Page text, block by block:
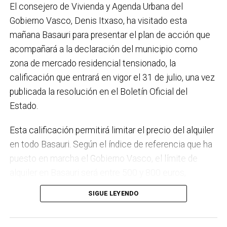
régimen de autoconsumo, que hacen de Basauri un
municipio más sostenible y preparado para el futuro.
En ese sentido, estamos trabajando en acciones de
clima y energía, entre las que destacan el diseño de
una red de refugios climáticos, junto con un Plan de
Actuación ante Episodios de Altas Temperaturas,
como las que recientemente hemos sufrido.
proyecto de lanueva haurreskola que se construirá en
Sarratu, junto a Arizko Ikastola, y que es una apuesta
por la educación pública y un elemento más de apoyo
el trabajo que desarrollamos en igualdad, con una
intensificación en la sensibilización respecto a la
violencia machista.
El consejero de Vivienda y Agenda Urbana del
Gobierno Vasco, Denis Itxaso, ha visitado esta
mañana Basauri para presentar el plan de acción que
acompañará a la declaración del municipio como
zona de mercado residencial tensionado, la
calificación que entrará en vigor el 31 de julio, una vez
publicada la resolución en el Boletín Oficial del
Estado.
Esta calificación permitirá limitar el precio del alquiler
en todo Basauri. Según el índice de referencia que ha
puesto en marcha el Gobierno Vasco, el límite de
dependiendo de la zona y de las características de la
vivienda. Los interesados pueden consultar el límite
de precio a través del portal
SIGUE LEYENDO